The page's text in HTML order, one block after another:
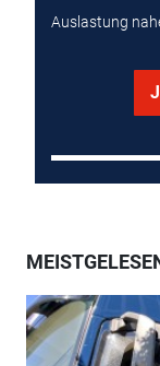
Auslastung